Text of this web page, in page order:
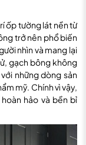
ốp tường lát nền từ
trở nên phổ biến
nhìn và mang lại
gạch bông không
những dòng sản
mỹ. Chính vì vậy,
hảo và bền bỉ